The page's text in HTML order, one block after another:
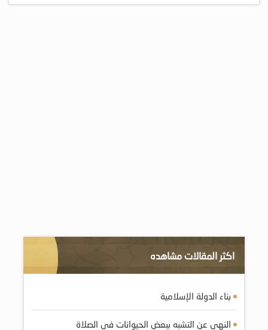
اكثر المقالات مشاهده
بناء الدولة الإسلامية
النهي عن التشبه ببعض الحيوانات في الصلاة